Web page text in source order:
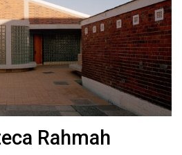
Rahmah